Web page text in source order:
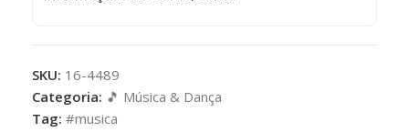
SKU: 16-4489
Categoria: 🎵 Música & Dança
Tag: #musica